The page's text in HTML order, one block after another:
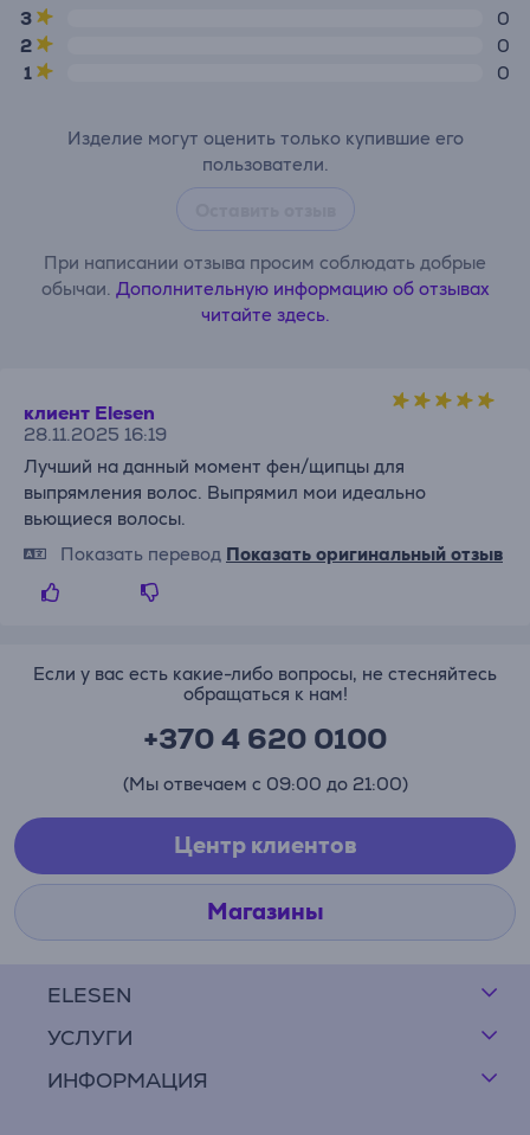
3
0
2
0
1
0
Изделие могут оценить только купившие его
пользователи.
При написании отзыва просим соблюдать добрые
обычаи. Дополнительную информацию об отзывах
читайте здесь.
клиент Elesen
28.11.2025 16:19
Лучший на данный момент фен/щипцы для
выпрямления волос. Выпрямил мои идеально
вьющиеся волосы.
Показать перевод Показать оригинальный отзыв
ELESEN
УСЛУГИ
ИНФОРМАЦИЯ
Если у вас есть какие-либо вопросы, не стесняйтесь
обращаться к нам!
+370 4 620 0100
(Мы отвечаем с 09:00 до 21:00)
Центр клиентов
Магазины